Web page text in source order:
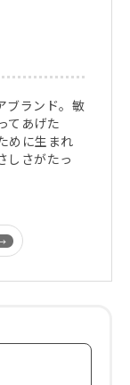
ブランド。敏
てあげた
めに生まれ
しさがたっ